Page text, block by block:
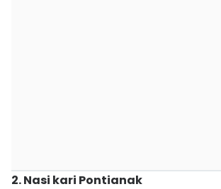
2. Nasi kari Pontianak